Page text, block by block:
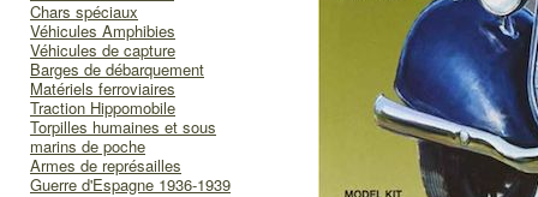
Chars spéciaux
Véhicules Amphibies
Véhicules de capture
Barges de débarquement
Matériels ferroviaires
Traction Hippomobile
Torpilles humaines et sous
marins de poche
Armes de représailles
Guerre d'Espagne 1936-1939